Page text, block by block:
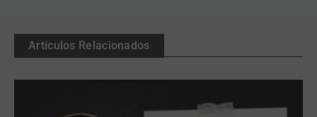
Artículos Relacionados